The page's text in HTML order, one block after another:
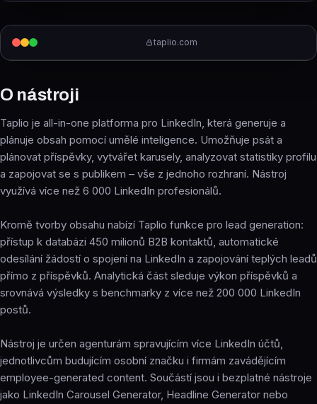
taplio.com
O nástroji
Taplio je all-in-one platforma pro LinkedIn, která generuje a
plánuje obsah pomocí umělé inteligence. Umožňuje psát a
plánovat příspěvky, vytvářet karusely, analyzovat statistiky profilu
a zapojovat se s publikem – vše z jednoho rozhraní. Nástroj
využívá více než 6 000 LinkedIn profesionálů.
Kromě tvorby obsahu nabízí Taplio funkce pro lead generation:
přístup k databázi 450 milionů B2B kontaktů, automatické
odesílání žádostí o spojení na LinkedIn a zapojování teplých leadů
přímo z příspěvků. Analytická část sleduje výkon příspěvků a
srovnává výsledky s benchmarky z více než 200 000 LinkedIn
postů.
Nástroj je určen agenturám spravujícím více LinkedIn účtů,
jednotlivcům budujícím osobní značku i firmám zavádějícím
employee-generated content. Součástí jsou i bezplatné nástroje
jako LinkedIn Carousel Generator, Headline Generator nebo